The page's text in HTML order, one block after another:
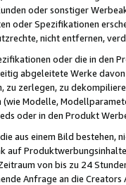
oder sonstiger
oder Spezifikationen
nicht entfernen,
oder die in
abgeleitete Werke
zerlegen, zu
Modelle,
oder in den Produkt
aus einem Bild bestehen,
auf
von bis zu 24
Anfrage an die